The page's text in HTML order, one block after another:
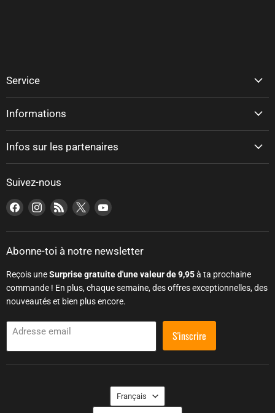
Service
Informations
Infos sur les partenaires
Suivez-nous
Trouvez-nous sur Facebook
Trouvez-nous sur Instagram
Trouvez-nous sur RSS
Trouvez-nous sur X
Trouvez-nous sur YouTube
Abonne-toi à notre newsletter
Reçois uneSurprise gratuite d'une valeur de 9,95à ta prochaine
commande ! En plus, chaque semaine, des offres exceptionnelles, des
nouveautés et bien plus encore.
Adresse email S'inscrire
Sprache
Français
Land